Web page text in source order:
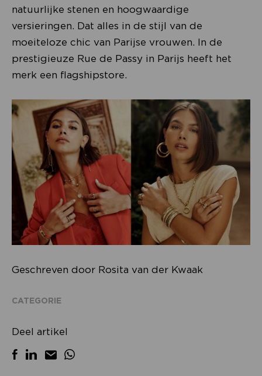
natuurlijke stenen en hoogwaardige
versieringen. Dat alles in de stijl van de
moeiteloze chic van Parijse vrouwen. In de
prestigieuze Rue de Passy in Parijs heeft het
merk een flagshipstore.
Geschreven door Rosita van der Kwaak
CATEGORIE
Deel artikel